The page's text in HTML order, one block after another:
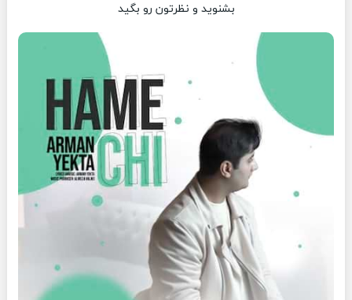
بشنوید و نظرتون رو بگید